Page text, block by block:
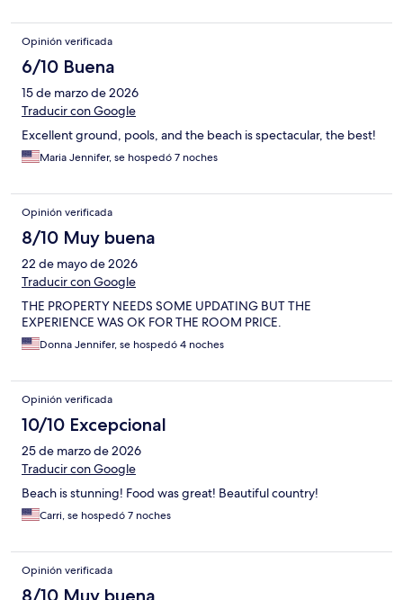
Opinión verificada
6/10 Buena
15 de marzo de 2026
Traducir con Google
Excellent ground, pools, and the beach is spectacular, the best!
Maria Jennifer, se hospedó 7 noches
Opinión verificada
8/10 Muy buena
22 de mayo de 2026
Traducir con Google
THE PROPERTY NEEDS SOME UPDATING BUT THE
EXPERIENCE WAS OK FOR THE ROOM PRICE.
Donna Jennifer, se hospedó 4 noches
Opinión verificada
10/10 Excepcional
25 de marzo de 2026
Traducir con Google
Beach is stunning! Food was great! Beautiful country!
Carri, se hospedó 7 noches
Opinión verificada